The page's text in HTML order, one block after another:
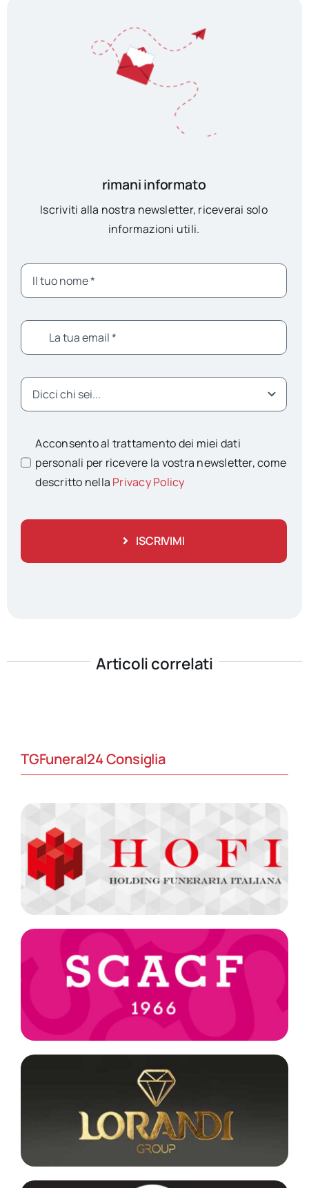
rimani informato
Iscriviti alla nostra newsletter, riceverai solo
informazioni utili.
Acconsento al trattamento dei miei dati
personali per ricevere la vostra newsletter, come
descritto nella Privacy Policy
ISCRIVIMI
Articoli correlati
TGFuneral24 Consiglia